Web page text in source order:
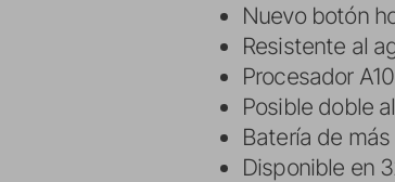
Nuevo botón
Resistente al
Procesador A10
Posible doble
Batería de
Disponible en